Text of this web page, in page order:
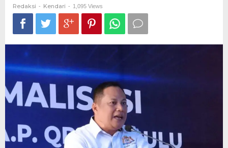
Redaksi - Kendari - 1,095 Views